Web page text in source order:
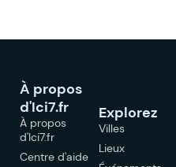
À propos
d'Ici7.fr
À propos
d'Ici7.fr
Centre d'aide
Explorez
Villes
Lieux